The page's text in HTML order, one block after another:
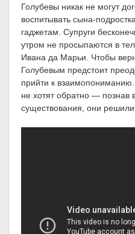
Голубевы никак не могут
воспитывать сына-
гаджетам. Супруги
утром не просыпаются в
Ивана да Марьи. Чтобы
Голубевым предстоит
прийти к
не хотят обратно — познав
существования, они